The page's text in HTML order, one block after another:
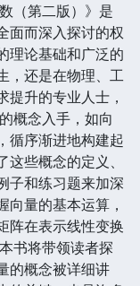
（第二版）》是
而深入探讨的权
理论基础和广泛的
，还是在物理、工
升的专业人士，
概念入手，如向
循序渐进地构建起
些概念的定义、
子和练习题来加深
量的基本运算，
阵在表示线性变换
书将带领读者探
的概念被详细讲